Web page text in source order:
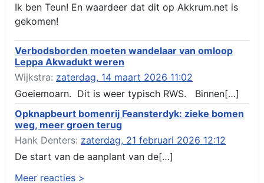
aanbrengen van asfalt t.b.v. onderhoud fietspad t.h.v
boarnsterdyk, Akkrum
Verlening ontheffing geluid, boarnsw?l Akkrum
Kennisgeving vergunningaanvraag voor het -bouwwerken,
werken en objecten in of bij een oppervlaktewaterlichaam, niet
zijnde de noordzee, of waterkering in beheer bij het rijk te
Akkrum
Verlening omgevingsvergunning, veranderen van twee
bruggen (renovatie), ljouwerterdyk nabij nummer 6 Akkrum
Verlening ontheffing geluid, heechein Akkrum
Melding milieubelastende activiteit aanleggen gesloten
bodemenergiesysteem, it weidl?n 14, 8491 da Akkrum
Omgevingsvergunning wateractiviteit wf-999662 aanleggen
Ik ben Teun! En waardeer dat dit op Akkrum.net is
gekomen!
Verbodsborden moeten wandelaar van omloop
Leppa Akwadukt weren
Wijkstra: zaterdag, 14 maart 2026 11:02
Goeiemoarn. Dit is weer typisch RWS. Binnen[…]
Opknapbeurt bomenrij Feansterdyk: zieke bomen
weg, meer groen terug
Hank Denters: zaterdag, 21 februari 2026 12:12
De start van de aanplant van de[…]
Meer reacties >